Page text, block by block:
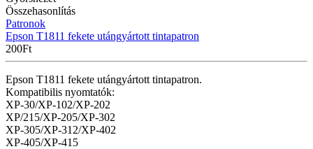
Összehasonlítás
Patronok
Epson T1811 fekete utángyártott tintapatron
200Ft
Epson T1811 fekete utángyártott tintapatron.
Kompatibilis nyomtatók:
XP-30/XP-102/XP-202
XP/215/XP-205/XP-302
XP-305/XP-312/XP-402
XP-405/XP-415